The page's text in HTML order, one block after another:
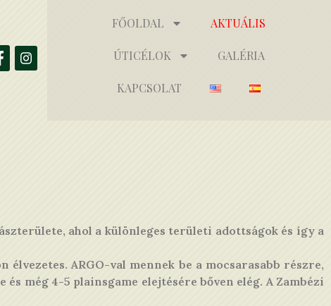
FŐOLDAL AKTUÁLIS
ÚTICÉLOK GALÉRIA
KAPCSOLAT
ahol a különleges területi adottságok és így a
ARGO-val mennek be a mocsarasabb részre,
még 4-5 plainsgame elejtésére bőven elég. A Zambézi